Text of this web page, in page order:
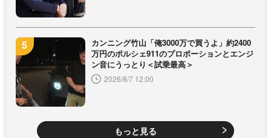
カンニング竹山「俺3000万で買うよ」約2400
万円のポルシェ911のプロポーションとエンジ
ン音にうっとり＜試乗最高＞
2026/8/7 12:00
もっと見る